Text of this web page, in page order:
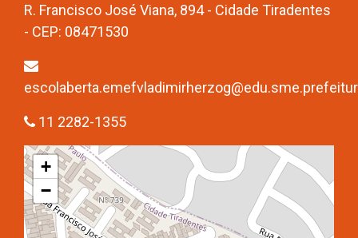
R. Francisco José Viana, 894 - Cidade Tiradentes
- CEP: 08471530
11 2282-1355
+
−